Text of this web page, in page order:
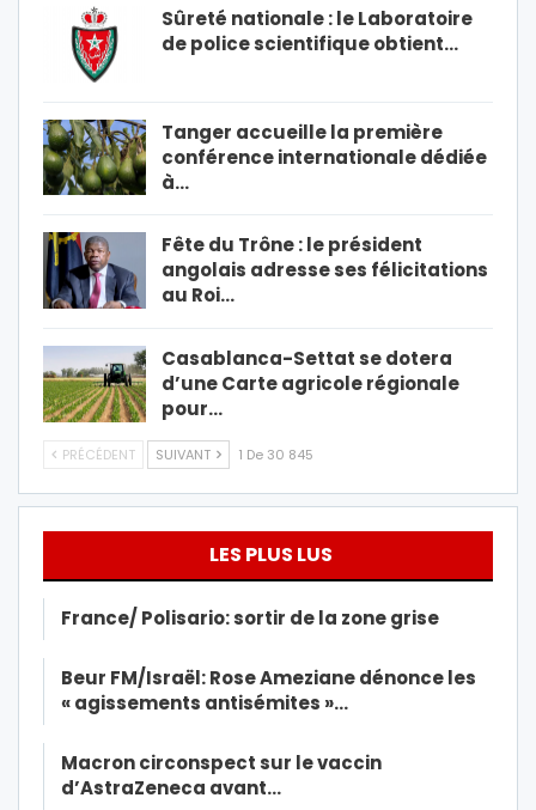
Sûreté nationale : le Laboratoire
de police scientifique obtient…
Tanger accueille la première
conférence internationale dédiée
à…
Fête du Trône : le président
angolais adresse ses félicitations
au Roi…
Casablanca-Settat se dotera
d’une Carte agricole régionale
pour…
PRÉCÉDENT SUIVANT 1 De 30 845
LES PLUS LUS
France/ Polisario: sortir de la zone grise
Beur FM/Israël: Rose Ameziane dénonce les
« agissements antisémites »…
Macron circonspect sur le vaccin
d’AstraZeneca avant…